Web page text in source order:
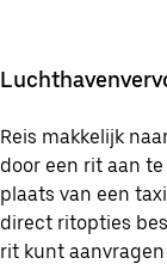
Reis makkelijk
door een rit aan
plaats van een
direct ritopties
rit kunt